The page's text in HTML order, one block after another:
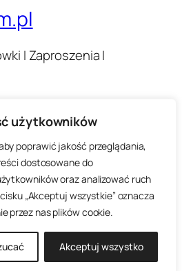
użytkowników
poprawić jakość przeglądania,
dostosowane do
oraz analizować ruch
„Akceptuj wszystkie” oznacza
przez nas plików cookie.
Akceptuj wszystko
I Zaproszenia I
pytania
Wydarzenia
Sklep
Wzorce
Motywy
Pięć Stworzone zWordPress